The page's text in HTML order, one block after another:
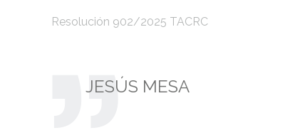
Resolución 902/2025 TACRC
JESÚS MESA